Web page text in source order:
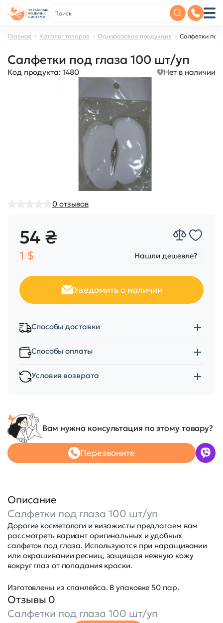
Главная Каталог товаров Одноразовая продукция Салфетки под
Салфетки под глаза 100 шт/уп
Код продукта: 1480 Нет в наличии
0 отзывов
54 ₴
1 $ Нашли дешевле?
Уведомить о наличии
Способы доставки
Способы оплаты
Условия возврата
Вам нужна консультация по этому товару?
Перезвоните
Описание
Салфетки под глаза 100 шт/уп
Дорогие косметологи и визажисты предлагаем вам
рассмотреть вариант оригинальных и удобных
салфеток под глаза. Используются при наращивании
или окрашивании ресниц, защищая нежную кожу
вокруг глаз от попадания краски.
Изготовлены из спанлейса. В упаковке 50 пар.
Отзывы 0
Салфетки под глаза 100 шт/уп